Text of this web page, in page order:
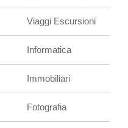
Viaggi Escursioni
Informatica
Immobiliari
Fotografia